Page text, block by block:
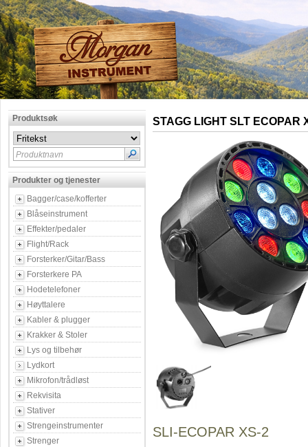
Produktsøk
Produktnavn
Produkter og tjenester
Bagger/case/kofferter
Blåseinstrument
Effekter/pedaler
Flight/Rack
Forsterker/Gitar/Bass
Forsterkere PA
Hodetelefoner
Høyttalere
Kabler & plugger
Krakker & Stoler
Lys og tilbehør
Lydkort
Mikrofon/trådløst
Rekvisita
Stativer
Strengeinstrumenter
Strenger
STAGG LIGHT SLT ECOPAR
SLI-ECOPAR XS-2